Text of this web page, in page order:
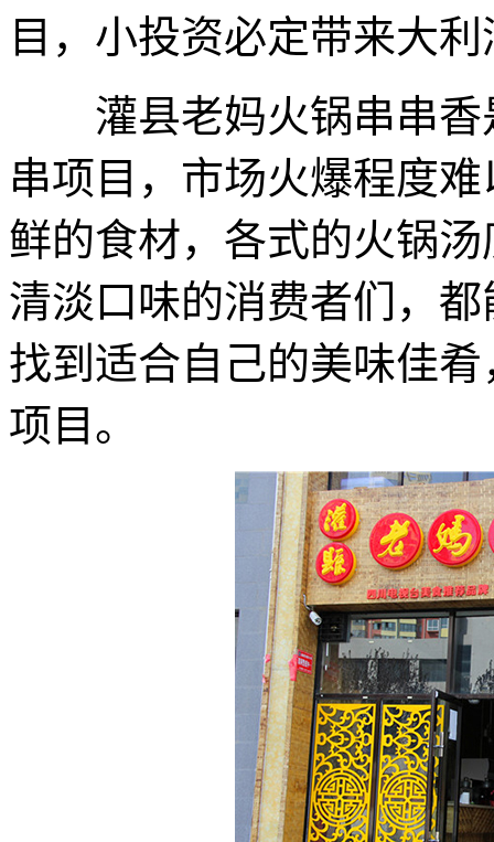
目，小投资必定带来大
灌县老妈火锅串串香
串项目，市场火爆程度
鲜的食材，各式的火锅
清淡口味的消费者们，
找到适合自己的美味佳
项目。